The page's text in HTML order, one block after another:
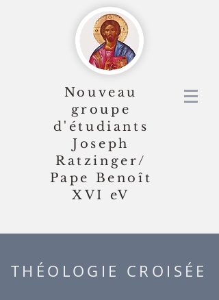
Nouveau
groupe
d'étudiants
Joseph
Ratzinger/
Pape Benoît
XVI
eV
THÉOLOGIE CROISÉE